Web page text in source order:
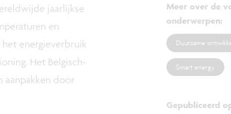
jaarlijkse
en
het energieverbruik
Het Belgisch-
aanpakken door
Meer over de
onderwerpen:
Duurzame
Smart energy
Gepubliceerd